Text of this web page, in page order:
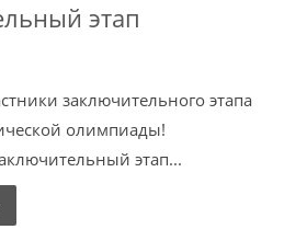
этап
заключительного этапа
олимпиады!
этап...